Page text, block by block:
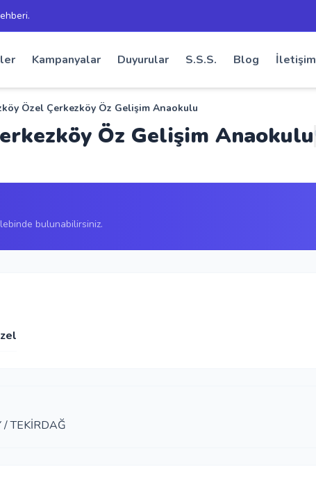
Kampanyalar Duyurular S.S.S. Blog İletişim
Özel Çerkezköy Öz Gelişim Anaokulu
Öz Gelişim Anaokulu
bulunabilirsiniz.
/ TEKİRDAĞ